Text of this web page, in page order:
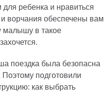
ребенка и нравиться
ворчания обеспечены вам
малышу в такое
поездка была безопасна
подготовили
как выбрать